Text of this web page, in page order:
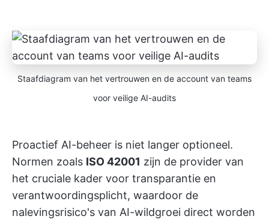
Staafdiagram van het vertrouwen en de account van teams
voor veilige AI-audits
Proactief AI-beheer is niet langer optioneel.
Normen zoals ISO 42001 zijn de provider van
het cruciale kader voor transparantie en
verantwoordingsplicht, waardoor de
nalevingsrisico's van AI-wildgroei direct worden